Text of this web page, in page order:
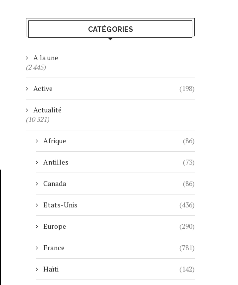
CATÉGORIES
A la une
(2 445)
Active (198)
Actualité
(10 321)
Afrique (86)
Antilles (73)
Canada (86)
Etats-Unis (436)
Europe (290)
France (781)
Haïti (142)